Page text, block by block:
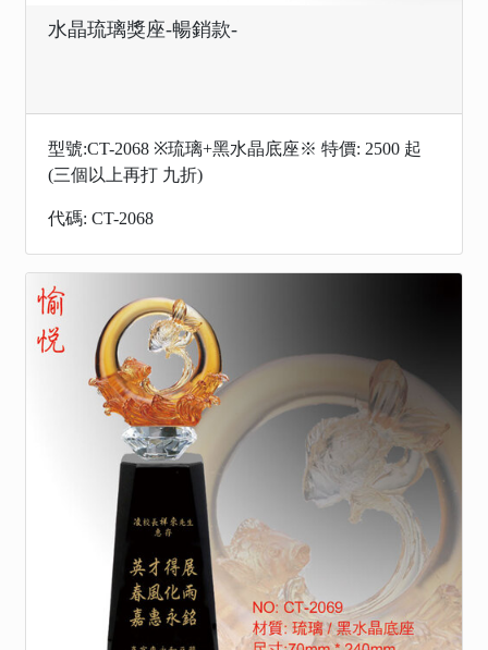
水晶琉璃獎座-暢銷款-
型號:CT-2068 ※琉璃+黑水晶底座※ 特價: 2500 起
(三個以上再打 九折)
代碼: CT-2068